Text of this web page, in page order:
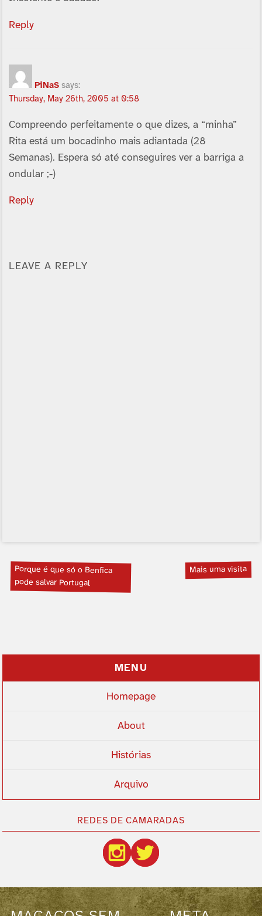
Reply
PiNaS says:
Thursday, May 26th, 2005 at 0:58
Compreendo perfeitamente o que dizes, a “minha”
Rita está um bocadinho mais adiantada (28
Semanas). Espera só até conseguires ver a barriga a
ondular ;-)
Reply
LEAVE A REPLY
Porque é que só o Benfica
pode salvar Portugal
Mais uma visita
MENU
Homepage
About
Histórias
Arquivo
REDES DE CAMARADAS